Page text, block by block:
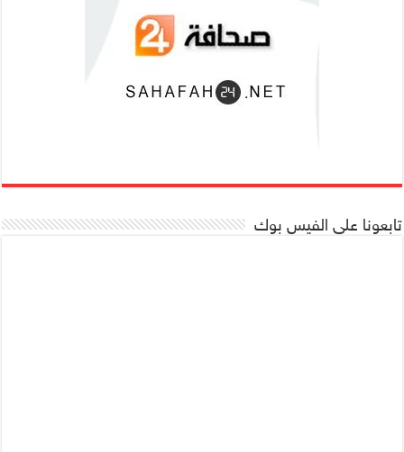
تابعونا على الفيس بوك